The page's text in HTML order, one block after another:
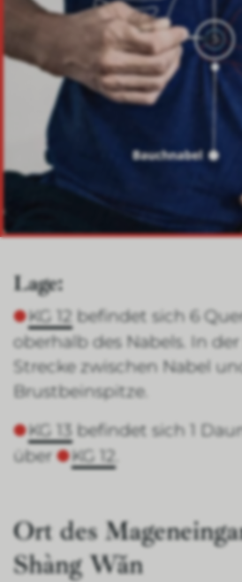
Lage:
KG 12 befindet sich 6
oberhalb des Nabels. In
Strecke zwischen Nabel
Brustbeinspitze.
KG 13
befindet sich 1
über
KG 12
Ort des
Shàng Wăn